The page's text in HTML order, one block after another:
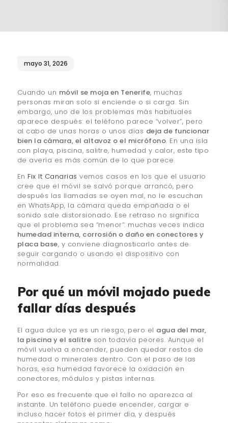
mayo 31, 2026
Cuando un móvil se moja en Tenerife, muchas
personas miran solo si enciende o si carga. Sin
embargo, uno de los problemas más habituales
aparece después: el teléfono parece “volver”, pero
al cabo de unas horas o unos días deja de funcionar
bien la cámara, el altavoz o el micrófono. En una isla
con playa, piscina, salitre, humedad y calor, este tipo
de avería es más común de lo que parece.
En Fix It Canarias vemos casos en los que el usuario
cree que el móvil se salvó porque arrancó, pero
después las llamadas se oyen mal, no le escuchan
en WhatsApp, la cámara queda empañada o el
sonido sale distorsionado. Ese retraso no significa
que el problema sea “menor”: muchas veces indica
humedad interna, corrosión o daño en conectores y
placa base, y conviene diagnosticarlo antes de
seguir cargando o usando el dispositivo con
normalidad.
Por qué un móvil mojado puede
fallar días después
El agua dulce ya es un riesgo, pero el agua del mar,
la piscina y el salitre son todavía peores. Aunque el
móvil vuelva a encender, pueden quedar restos de
humedad o minerales dentro. Con el paso de las
horas, esa humedad favorece la oxidación en
conectores, módulos y pistas internas.
Por eso es frecuente que el fallo no aparezca al
instante. Un teléfono puede encender, cargar e
incluso hacer fotos el primer día, y después